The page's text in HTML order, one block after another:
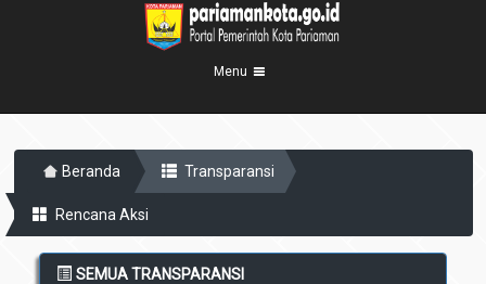
Menu
Profil Kota
Sejarah
Eksekutif
Berita Kota
Beranda Transparansi
Rencana Aksi
SEMUA TRANSPARANSI